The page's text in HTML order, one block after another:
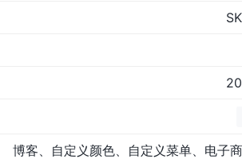
博客、自定义颜色、自定义菜单、电子